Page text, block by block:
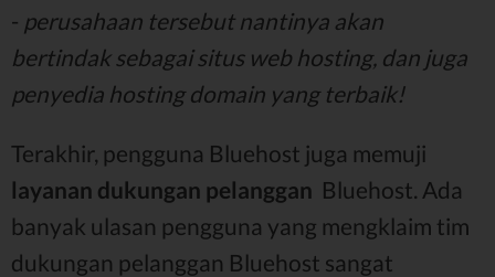
- perusahaan tersebut nantinya akan
bertindak sebagai situs web hosting, dan juga
penyedia hosting domain yang terbaik!
Terakhir, pengguna Bluehost juga memuji
layanan dukungan pelanggan Bluehost. Ada
banyak ulasan pengguna yang mengklaim tim
dukungan pelanggan Bluehost sangat